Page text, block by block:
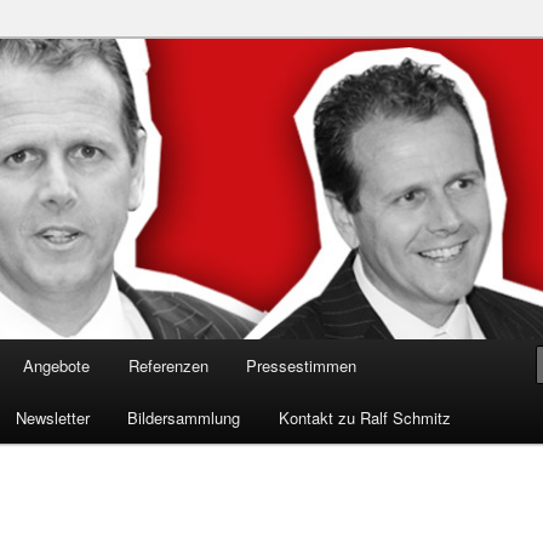
für Hackervorträge &
🛡️
in die Welt der Cybersicherheit mit Ralf Schmitz. Erleben Sie Live-
& schützen Sie sich effektiv.
Angebote Referenzen Pressestimmen
Newsletter Bildersammlung Kontakt zu Ralf Schmitz